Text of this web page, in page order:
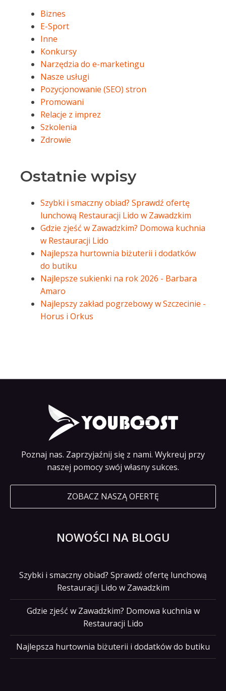
Biznes
E-Sport
Inne
Konkursy
Narzędzia do e-marketingu
Nasze usługi
Pozycjonowanie (SEO) stron
Promowani
Relacje z imprez
Szkolenia
Zdrowie
Ostatnie wpisy
Szybki i smaczny obiad? Sprawdź ofertę
lunchową Restauracji Lido w Zawadzkim
Gdzie zjeść w Zawadzkim? Domowa kuchnia
w Restauracji Lido
Najlepsza hurtownia biżuterii i dodatków
do butiku
Najlepsze sukienki na rok 2026 - Barbara
Amaro
Najlepszy zakład pogrzebowy w Szczecinie -
Horus i Orkus
Poznaj nas. Zaprzyjaźnij się z nami. Wykreuj przy
naszej pomocy swój własny sukces.
ZOBACZ NASZĄ OFERTĘ
NOWOŚCI NA BLOGU
Szybki i smaczny obiad? Sprawdź ofertę lunchową
Restauracji Lido w Zawadzkim
Gdzie zjeść w Zawadzkim? Domowa kuchnia w
Restauracji Lido
Najlepsza hurtownia biżuterii i dodatków do butiku